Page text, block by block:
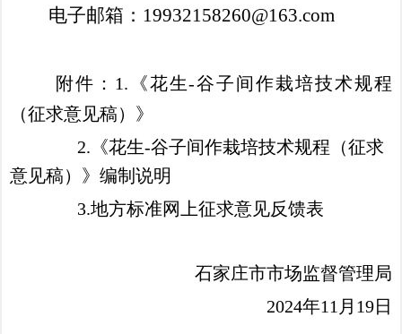
电子邮箱： 19932158260@163.com
附件： 1. 《花生-谷子间作栽培技术规程
（征求意见稿）》
2. 《花生-谷子间作栽培技术规程（征求
意见稿）》编制说明
3.地方标准网上征求意见反馈表
石家庄市市场监督管理局
2024年11月19日